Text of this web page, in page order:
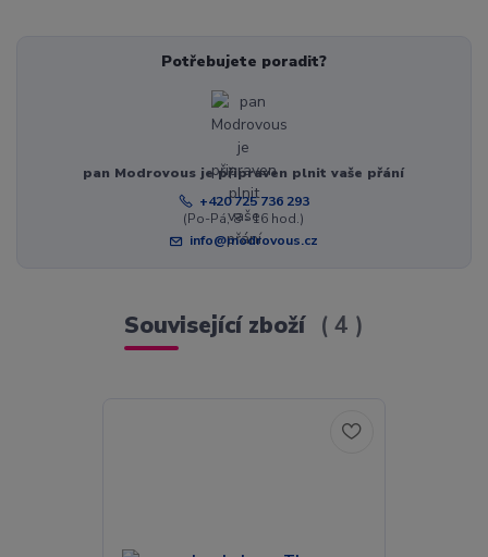
Potřebujete poradit?
pan Modrovous je připraven plnit vaše přání
+420 725 736 293
(Po-Pá, 8 - 16 hod.)
info@modrovous.cz
Související zboží 4